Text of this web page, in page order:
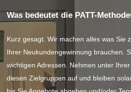
Was bedeutet die PATT-
Kurz gesagt. Wir machen alles was Sie
Ihrer Neukundengewinnung brauchen.
wichtigen Adressen. Nehmen unter
diesen Zielgruppen auf und bleiben